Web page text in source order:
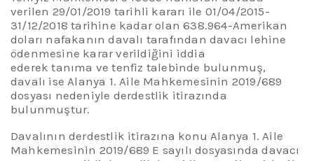
verilen 29/01/2019 tarihli kararı ile 01/04/2015-
31/12/2018 tarihine kadar olan 638.964-Amerikan
doları nafakanın davalı tarafından davacı lehine
ödenmesine karar verildiğini iddia
ederek tanıma ve tenfiz talebinde bulunmuş,
davalı ise Alanya 1. Aile Mahkemesinin 2019/689
dosyası nedeniyle derdestlik itirazında
bulunmuştur.
Davalının derdestlik itirazına konu Alanya 1. Aile
Mahkemesinin 2019/689 E sayılı dosyasında davacı